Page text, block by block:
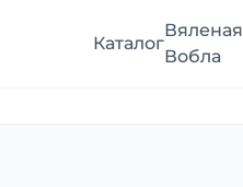
Каталог
Вяленая
Вобла